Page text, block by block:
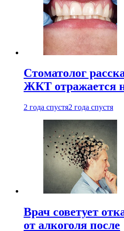
Стоматолог
ЖКТ отражается
2 года спустя2 года спустя
Врач советует
от алкоголя после